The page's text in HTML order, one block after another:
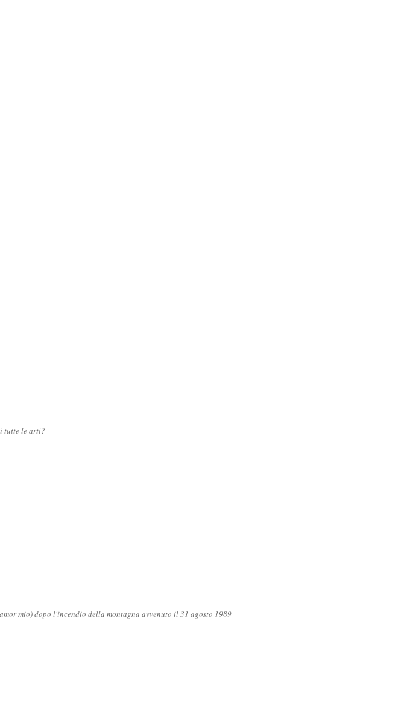
tutte le arti?
mio) dopo l'incendio della montagna avvenuto il 31 agosto 1989